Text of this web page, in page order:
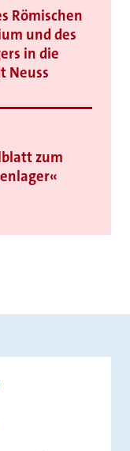
Römischen
und des
in die
Neuss
zum